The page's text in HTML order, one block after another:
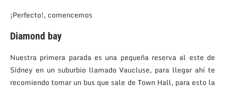
¡Perfecto!, comencemos
Diamond bay
Nuestra primera parada es una pequeña reserva al este de
Sídney en un suburbio llamado Vaucluse, para llegar ahí te
recomiendo tomar un bus que sale de Town Hall, para esto la